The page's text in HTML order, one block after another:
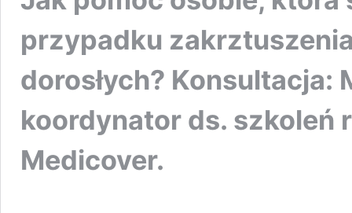
przypadku
dorosłych? Konsultacja:
koordynator ds. szkoleń
Medicover.